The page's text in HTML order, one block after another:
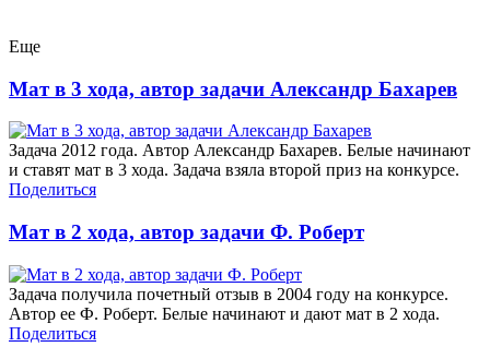
Еще
Мат в 3 хода, автор задачи Александр Бахарев
Задача 2012 года. Автор Александр Бахарев. Белые начинают
и ставят мат в 3 хода. Задача взяла второй приз на конкурсе.
Поделиться
Мат в 2 хода, автор задачи Ф. Роберт
Задача получила почетный отзыв в 2004 году на конкурсе.
Автор ее Ф. Роберт. Белые начинают и дают мат в 2 хода.
Поделиться